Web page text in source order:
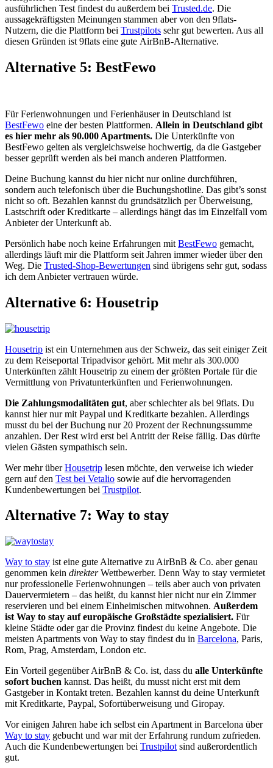
ausführlichen Test findest du außerdem bei Trusted.de. Die
aussagekräftigsten Meinungen stammen aber von den 9flats-
Nutzern, die die Plattform bei Trustpilots sehr gut bewerten. Aus all
diesen Gründen ist 9flats eine gute AirBnB-Alternative.
Alternative 5: BestFewo
Für Ferienwohnungen und Ferienhäuser in Deutschland ist
BestFewo eine der besten Plattformen. Allein in Deutschland gibt
es hier mehr als 90.000 Apartments. Die Unterkünfte von
BestFewo gelten als vergleichsweise hochwertig, da die Gastgeber
besser geprüft werden als bei manch anderen Plattformen.
Deine Buchung kannst du hier nicht nur online durchführen,
sondern auch telefonisch über die Buchungshotline. Das gibt’s sonst
nicht so oft. Bezahlen kannst du grundsätzlich per Überweisung,
Lastschrift oder Kreditkarte – allerdings hängt das im Einzelfall vom
Anbieter der Unterkunft ab.
Persönlich habe noch keine Erfahrungen mit BestFewo gemacht,
allerdings läuft mir die Plattform seit Jahren immer wieder über den
Weg. Die Trusted-Shop-Bewertungen sind übrigens sehr gut, sodass
ich dem Anbieter vertrauen würde.
Alternative 6: Housetrip
Housetrip ist ein Unternehmen aus der Schweiz, das seit einiger Zeit
zu dem Reiseportal Tripadvisor gehört. Mit mehr als 300.000
Unterkünften zählt Housetrip zu einem der größten Portale für die
Vermittlung von Privatunterkünften und Ferienwohnungen.
Die Zahlungsmodalitäten gut, aber schlechter als bei 9flats. Du
kannst hier nur mit Paypal und Kreditkarte bezahlen. Allerdings
musst du bei der Buchung nur 20 Prozent der Rechnungssumme
anzahlen. Der Rest wird erst bei Antritt der Reise fällig. Das dürfte
vielen Gästen sympathisch sein.
Wer mehr überHousetrip lesen möchte, den verweise ich wieder
gern auf den Test bei Vetalio sowie auf die hervorragenden
Kundenbewertungen bei Trustpilot.
Alternative 7: Way to stay
Way to stay ist eine gute Alternative zu AirBnB & Co. aber genau
genommen kein direkterWettbewerber. Denn Way to stay vermietet
nur professionelle Ferienwohnungen – teils aber auch von privaten
Dauervermietern – das heißt, du kannst hier nicht nur ein Zimmer
reservieren und bei einem Einheimischen mitwohnen. Außerdem
ist Way to stay auf europäische Großstädte spezialisiert. Für
kleine Städte oder gar die Provinz findest du keine Angebote. Die
meisten Apartments von Way to stay findest du in Barcelona, Paris,
Rom, Prag, Amsterdam, London etc.
Ein Vorteil gegenüber AirBnB & Co. ist, dass du alle Unterkünfte
sofort buchen kannst. Das heißt, du musst nicht erst mit dem
Gastgeber in Kontakt treten. Bezahlen kannst du deine Unterkunft
mit Kreditkarte, Paypal, Sofortüberweisung und Giropay.
Vor einigen Jahren habe ich selbst ein Apartment in Barcelona über
Way to stay gebucht und war mit der Erfahrung rundum zufrieden.
Auch die Kundenbewertungen bei Trustpilot sind außerordentlich
gut.